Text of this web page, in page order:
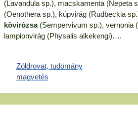
(Lavandula sp.), macskamenta (Nepeta
(Oenothera sp.), kúpvirág (Rudbeckia
kövirózsa(Sempervivum sp.), vernonia
lampionvirág (Physalis alkekengi)….